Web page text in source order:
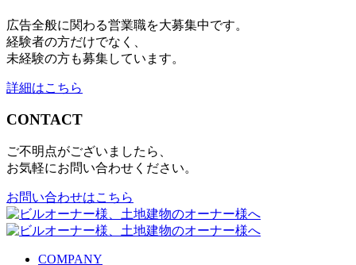
広告全般に関わる営業職を大募集中です。
経験者の方だけでなく、
未経験の方も募集しています。
詳細はこちら
CONTACT
ご不明点がございましたら、
お気軽にお問い合わせください。
お問い合わせはこちら
COMPANY